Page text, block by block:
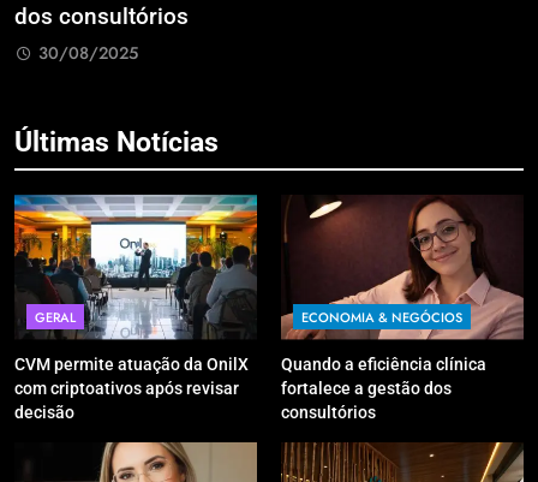
dos consultórios
30/08/2025
Últimas Notícias
GERAL
CVM permite atuação da OnilX
com criptoativos após revisar
decisão
ECONOMIA & NEGÓCIOS
Quando a eficiência clínica
fortalece a gestão dos
consultórios